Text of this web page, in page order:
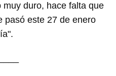
duro, hace falta que
pasó este 27 de enero